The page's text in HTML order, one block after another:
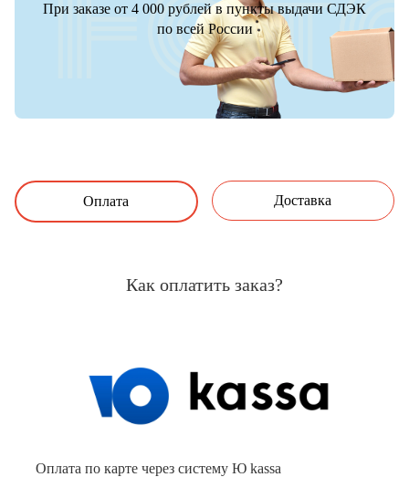
При заказе от 4 000 рублей в пункты выдачи СДЭК
по всей России
Оплата Доставка
Как оплатить заказ?
Оплата по карте через систему Ю kassa